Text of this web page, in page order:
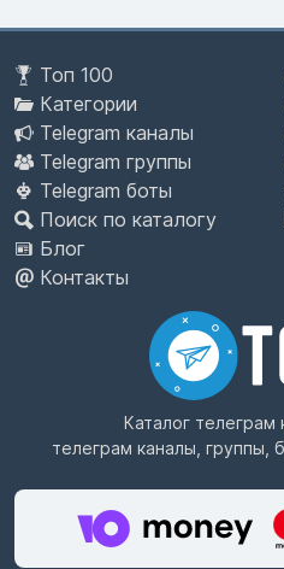
Топ 100
Категории
Telegram каналы
Telegram группы
Telegram боты
Поиск по каталогу
Блог
Контакты
Каталог телеграм
телеграм каналы, группы,